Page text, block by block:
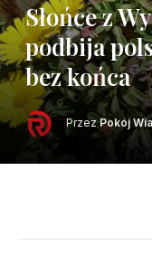
Słońce z
podbija
bez końca
Przez Pokój